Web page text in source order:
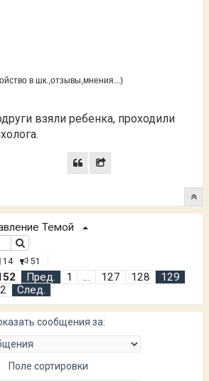
в шк.,отзывы,мнения...)
взяли ребенка, проходили
Темой
14 51
Пред. 1 … 127 128
129
След.
сообщения за:
Поле сортировки